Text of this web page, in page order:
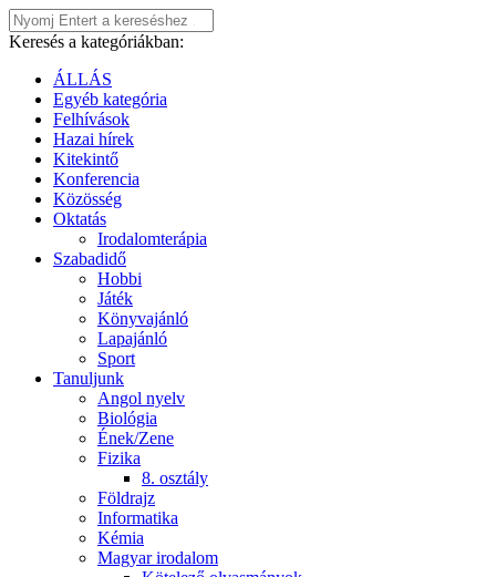
Keresés a kategóriákban:
ÁLLÁS
Egyéb kategória
Felhívások
Hazai hírek
Kitekintő
Konferencia
Közösség
Oktatás
Irodalomterápia
Szabadidő
Hobbi
Játék
Könyvajánló
Lapajánló
Sport
Tanuljunk
Angol nyelv
Biológia
Ének/Zene
Fizika
8. osztály
Földrajz
Informatika
Kémia
Magyar irodalom